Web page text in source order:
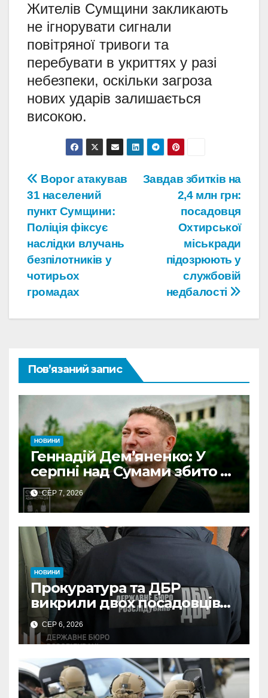
Жителів Сумщини закликають
не ігнорувати сигнали
повітряної тривоги та
перебувати в укриттях у разі
небезпеки, оскільки загроза
нових ударів залишається
високою.
Навігація
записів
Завдав збитків на
2,4 млн грн:
посадовця
Охтирської
міськради
підозрюють у
службовій
недбалості
Ворог атакував
31 населений
пункт Сумщини:
Поліція фіксує
наслідки влучань
безпілотників у
чотирьох
громадах
Пов’язаний запис
НОВИНИ
Геннадій Дем’яненко: У
серпні над Сумами збито 6
КАБів
СЕР 7, 2026
НОВИНИ
Прокуратура та ДБР
викрили двох посадовців
ДПС Сумщини на вимаганні
неправомірної вигоди у
ФОПа
СЕР 6, 2026